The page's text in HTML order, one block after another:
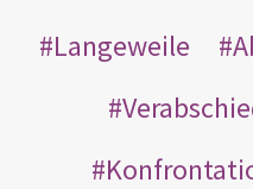
Langeweile